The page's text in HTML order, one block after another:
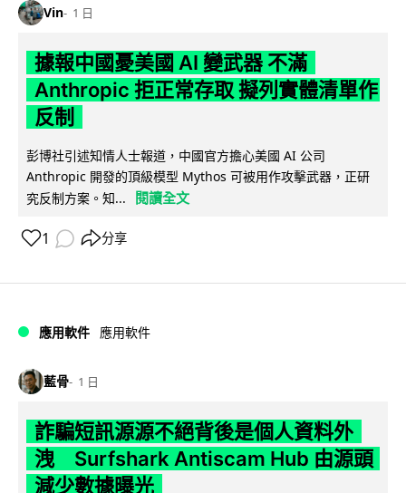
Vin 1 日
據報中國憂美國 AI 變武器 不滿
Anthropic 拒正常存取 擬列實體清單作
反制
彭博社引述知情人士報道，中國官方擔心美國 AI 公司
Anthropic 開發的頂級模型 Mythos 可被用作攻擊武器，正研
究反制方案。知...
閱讀全文
1 分享
應用軟件 應用軟件
藍骨 1 日
詐騙短訊源源不絕背後是個人資料外
洩 Surfshark Antiscam Hub 由源頭
減少數據曝光